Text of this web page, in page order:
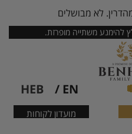
לא מבושלים
להימנע משתייה מופרזת.
EN /
HEB
מועדון לקוחות